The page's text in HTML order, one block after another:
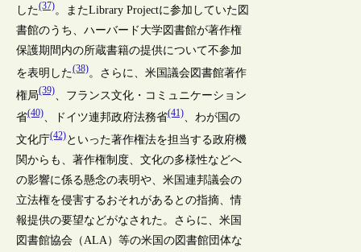
した(37)。またLibrary Projectに参加していた図
書館のうち、ハーバード大学図書館が著作権
保護期間内の所蔵書籍の提供について不参加
を表明した(38)。さらに、米国議会図書館著作
権局(39)、フランス文化・コミュニケーション
省(40)、ドイツ連邦政府法務省(41)、わが国の
文化庁(42)といった著作権法を担当する政府機
関からも、著作権制度、文化の多様性などへ
の影響に係る懸念の表明や、米国連邦議会の
立法権を侵害するおそれがあるとの指摘、情
報提供の要望などがなされた。さらに、米国
図書館協会（ALA）等の米国の図書館団体な